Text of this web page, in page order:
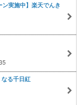
ン実施中】楽天でんき
る千日紅